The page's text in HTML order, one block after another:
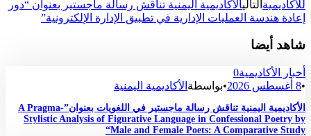
للأكاديمية التاليالأكاديمية اليمنية تناقش رسالة ماجستير بعنوان “دور
إعادة هندسة العمليات الإدارية في تطبيق الإدارة الإلكترونية”
شاهد أيضا
أخبار الأكاديمية0
•8 أغسطس 2026 •بواسطة الأكاديمية اليمنية
الأكاديمية اليمنية تناقش رسالة ماجستير في اللغويات بعنوان”A Pragma-
Stylistic Analysis of Figurative Language in Confessional Poetry by
Male and Female Poets: A Comparative Study“